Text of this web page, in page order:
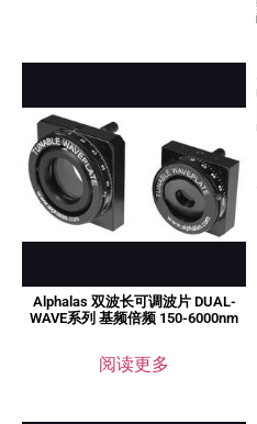
Alphalas 双波长可调波片 DUAL-
WAVE系列 基频倍频 150-6000nm
阅读更多